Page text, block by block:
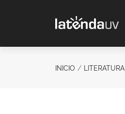
INICIO LITERATURA